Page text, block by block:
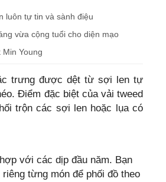
luôn tự tin và sành điệu
vừa cộng tuổi cho diện mạo
Young
trưng được dệt từ sợi len tự
Điểm đặc biệt của vải tweed
trộn các sợi len hoặc lụa có
với các dịp đầu năm. Bạn
từng món để phối đồ theo